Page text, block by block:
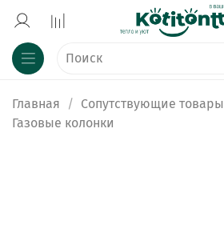
Главная
Сопутствующие товары
Газовые колонки